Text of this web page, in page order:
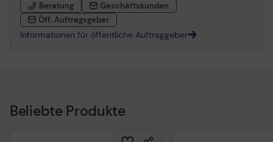
Beratung
Geschäftskunden
Öff. Auftragsgeber
Informationen für öffentliche Auftraggeber
Beliebte Produkte